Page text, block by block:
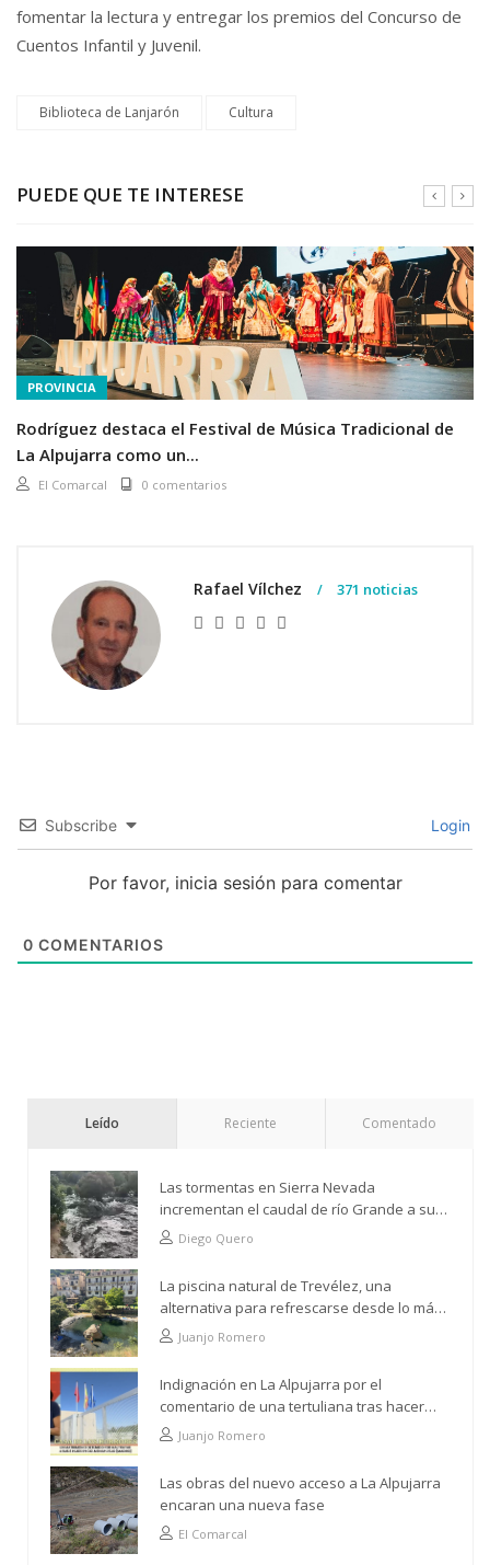
fomentar la lectura y entregar los premios del Concurso de
Cuentos Infantil y Juvenil.
Biblioteca de Lanjarón Cultura
PUEDE QUE TE INTERESE
PROVINCIA
Rodríguez destaca el Festival de Música Tradicional de
La Alpujarra como un...
El Comarcal 0 comentarios
Rafael Vílchez 371 noticias
Subscribe Login
Por favor, inicia sesión para comentar
0 COMENTARIOS
Leído Reciente Comentado
Las tormentas en Sierra Nevada
incrementan el caudal de río Grande a su
paso por Trevélez
Diego Quero
La piscina natural de Trevélez, una
alternativa para refrescarse desde lo más
altoJuanjo Romero
Indignación en La Alpujarra por el
comentario de una tertuliana tras hacer
alusión al analfabetismo con la comarca
Juanjo Romero
Las obras del nuevo acceso a La Alpujarra
encaran una nueva fase
El Comarcal